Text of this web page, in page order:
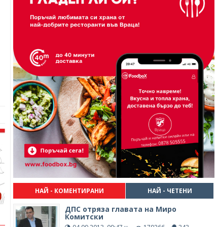
НАЙ - КОМЕНТИРАНИ НАЙ - ЧЕТЕНИ
ДПС отряза главата на Миро
Комитски